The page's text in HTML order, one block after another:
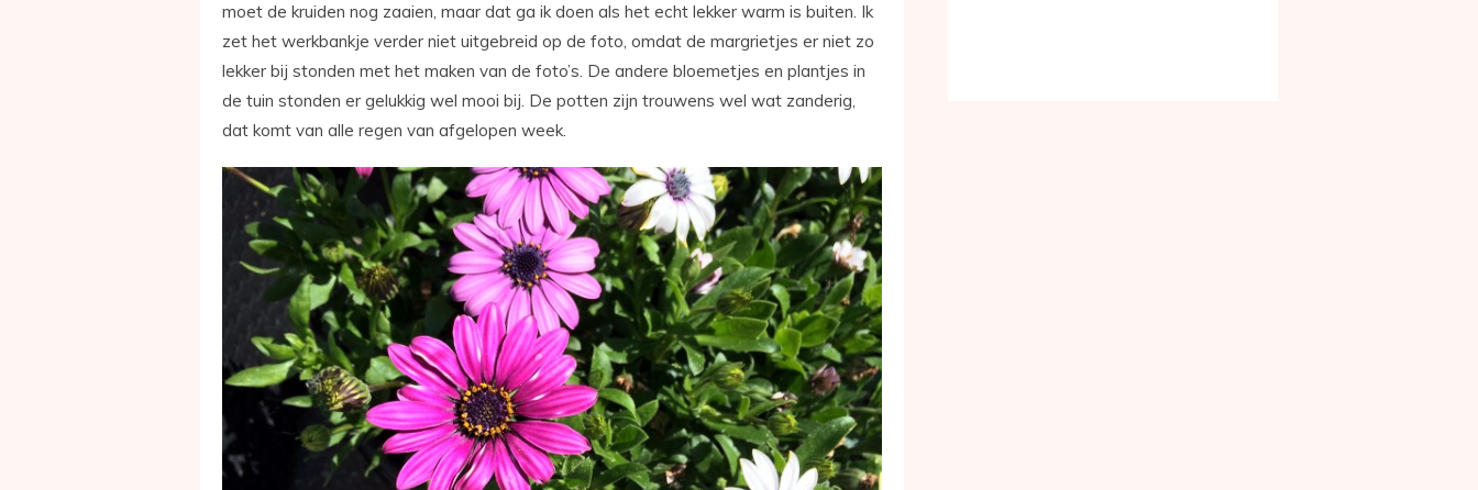
moet de kruiden nog zaaien, maar dat ga ik doen als het echt lekker warm is buiten. Ik
zet het werkbankje verder niet uitgebreid op de foto, omdat de margrietjes er niet zo
lekker bij stonden met het maken van de foto’s. De andere bloemetjes en plantjes in
de tuin stonden er gelukkig wel mooi bij. De potten zijn trouwens wel wat zanderig,
dat komt van alle regen van afgelopen week.